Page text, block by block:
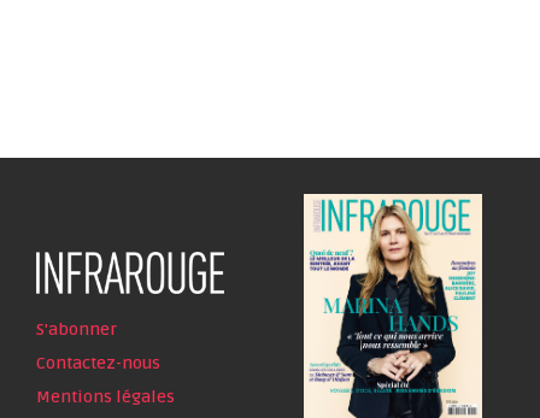
S'abonner
Contactez-nous
Mentions légales